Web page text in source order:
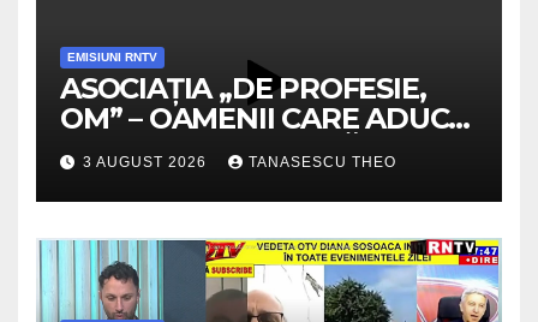
EMISIUNI RNTV
ASOCIAȚIA „DE PROFESIE,
OM” – OAMENII CARE ADUC
VALOARE COMUNITĂȚII /
SECRETELE SUCCESULUI
/VIDEO
3 AUGUST 2026 TANASESCU THEO